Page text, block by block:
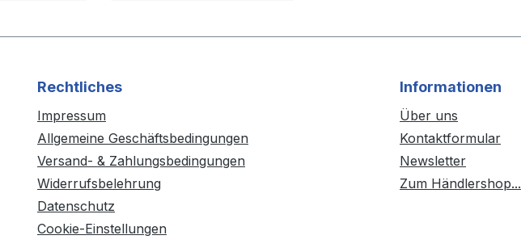
Rechtliches
Impressum
Allgemeine Geschäftsbedingungen
Versand- & Zahlungsbedingungen
Widerrufsbelehrung
Datenschutz
Cookie-Einstellungen
Informationen
Über uns
Kontaktformular
Newsletter
Zum Händlershop...